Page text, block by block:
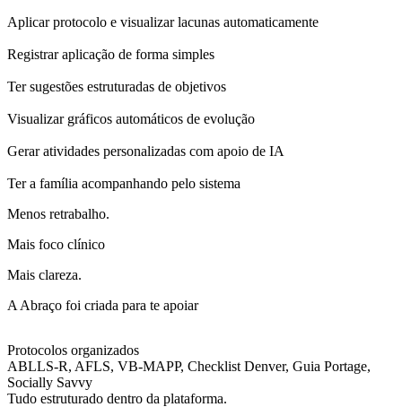
Aplicar protocolo e visualizar lacunas automaticamente
Registrar aplicação de forma simples
Ter sugestões estruturadas de objetivos
Visualizar gráficos automáticos de evolução
Gerar atividades personalizadas com apoio de IA
Ter a família acompanhando pelo sistema
Menos retrabalho.
Mais foco clínico
Mais clareza.
A Abraço foi criada para te apoiar
Protocolos organizados
ABLLS-R, AFLS, VB-MAPP, Checklist Denver, Guia Portage,
Socially Savvy
Tudo estruturado dentro da plataforma.